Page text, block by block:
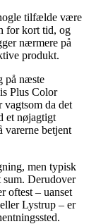
tilfælde være
for kort tid, og
nærmere på
produkt.
på næste
Plus Color
da det
et nøjagtigt
varerne betjent
men typisk
Derudover
oftest – uanset
Lystrup – er